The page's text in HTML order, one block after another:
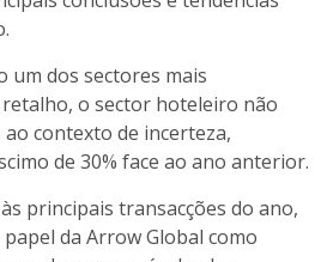
um dos sectores mais
o sector hoteleiro não
contexto de incerteza,
de 30% face ao ano anterior.
principais transacções do ano,
da Arrow Global como